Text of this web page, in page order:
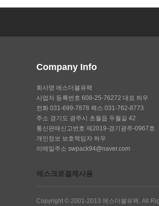
Company Info
회사명 에스더블유팩
사업자 등록번호 608-25-76272 대표 허우
전화 031-699-7878 팩스 031-762-8773
주소 경기도 광주시 초월읍 두월길 42
통신판매신고번호 제2019-경기광주-0967호
개인정보 보호책임자 허우
이메일주소 swpack94@naver.com
에스크로결제사용
Copyright © 2001-2013 에스더블유팩. All